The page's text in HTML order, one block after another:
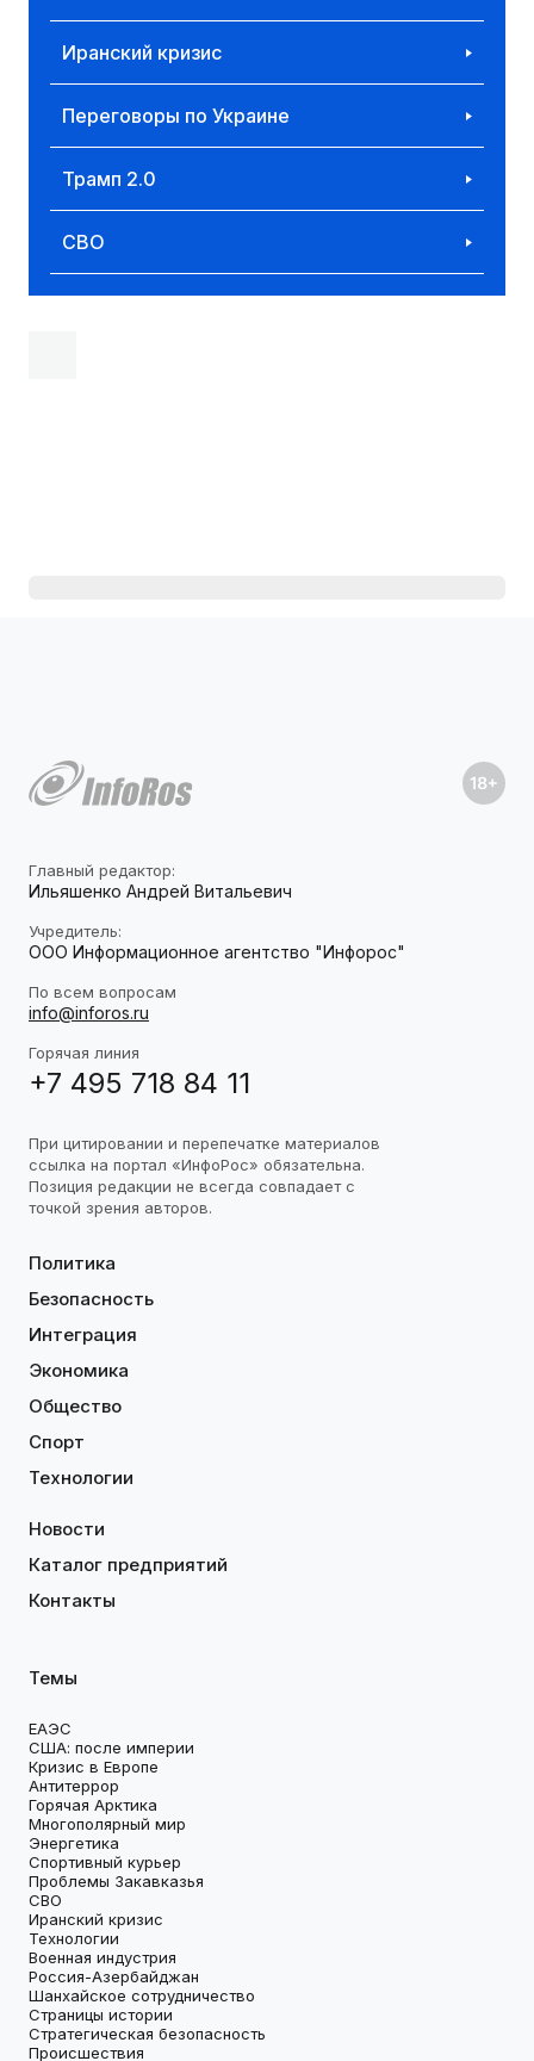
Иранский кризис
Переговоры по Украине
Трамп 2.0
СВО
Главный редактор:
Ильяшенко Андрей Витальевич
Учредитель:
ООО Информационное агентство "Инфорос"
По всем вопросам
info@inforos.ru
Горячая линия
+7 495 718 84 11
При цитировании и перепечатке материалов
ссылка на портал «ИнфоРос» обязательна.
Позиция редакции не всегда совпадает с
точкой зрения авторов.
Политика
Безопасность
Интеграция
Экономика
Общество
Спорт
Технологии
Новости
Каталог предприятий
Контакты
Темы
ЕАЭС
США: после империи
Кризис в Европе
Антитеррор
Горячая Арктика
Многополярный мир
Энергетика
Спортивный курьер
Проблемы Закавказья
СВО
Иранский кризис
Технологии
Военная индустрия
Россия-Азербайджан
Шанхайское сотрудничество
Страницы истории
Стратегическая безопасность
Происшествия